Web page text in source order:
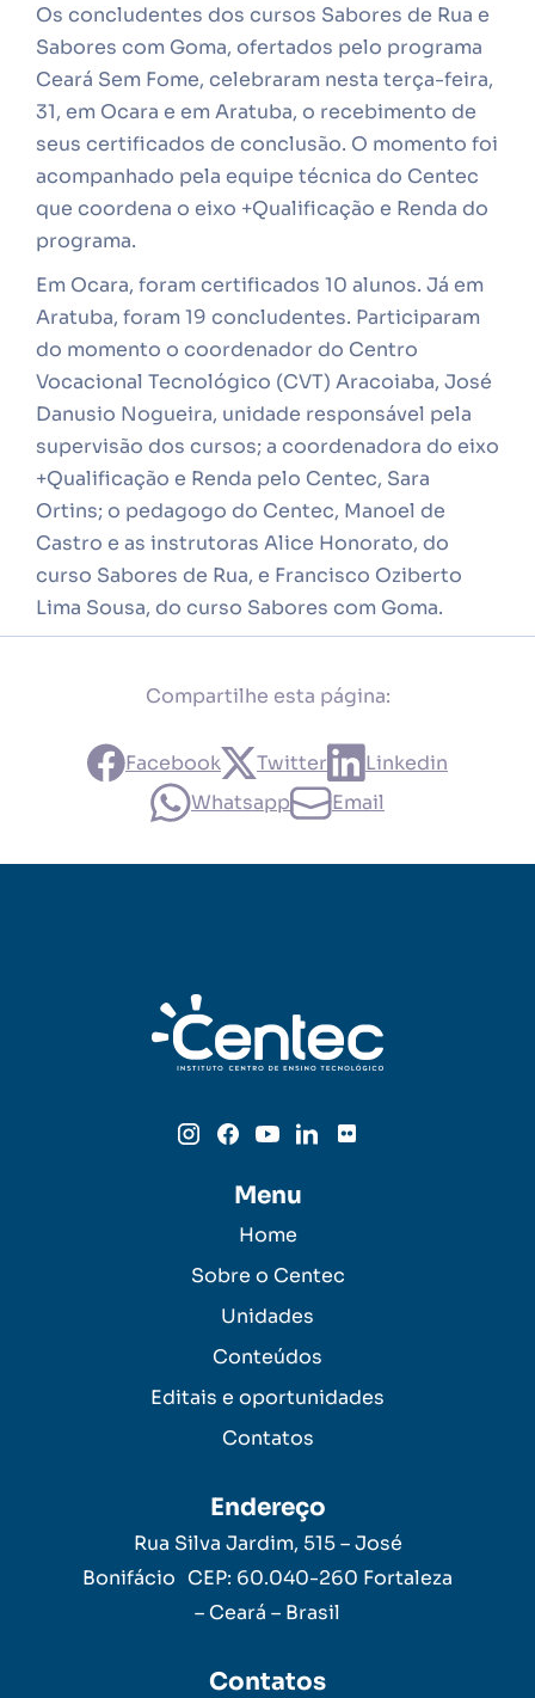
Os concludentes dos cursos Sabores de Rua e
Sabores com Goma, ofertados pelo programa
Ceará Sem Fome, celebraram nesta terça-feira,
31, em Ocara e em Aratuba, o recebimento de
seus certificados de conclusão. O momento foi
acompanhado pela equipe técnica do Centec
que coordena o eixo +Qualificação e Renda do
programa.
Em Ocara, foram certificados 10 alunos. Já em
Aratuba, foram 19 concludentes. Participaram
do momento o coordenador do Centro
Vocacional Tecnológico (CVT) Aracoiaba, José
Danusio Nogueira, unidade responsável pela
supervisão dos cursos; a coordenadora do eixo
+Qualificação e Renda pelo Centec, Sara
Ortins; o pedagogo do Centec, Manoel de
Castro e as instrutoras Alice Honorato, do
curso Sabores de Rua, e Francisco Oziberto
Lima Sousa, do curso Sabores com Goma.
Compartilhe esta página:
Facebook Twitter
Linkedin
Whatsapp
Email
Menu
Home
Sobre o Centec
Unidades
Conteúdos
Editais e oportunidades
Contatos
Endereço
Rua Silva Jardim, 515 – José
Bonifácio CEP: 60.040-260 Fortaleza
– Ceará – Brasil
Contatos